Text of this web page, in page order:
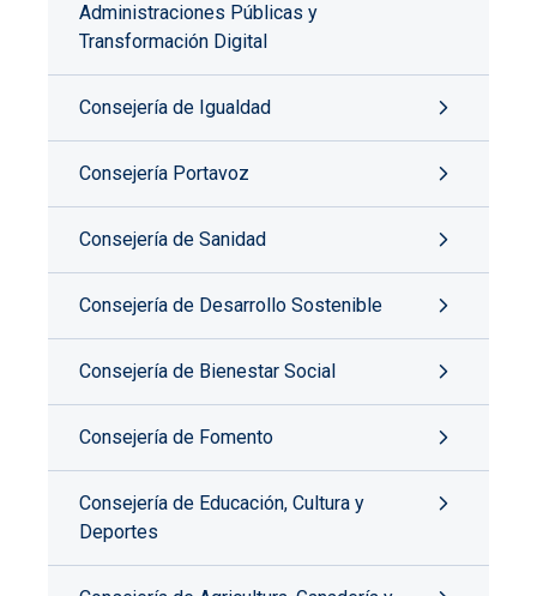
Administraciones Públicas y
Transformación Digital
Consejería de Igualdad
Consejería Portavoz
Consejería de Sanidad
Consejería de Desarrollo Sostenible
Consejería de Bienestar Social
Consejería de Fomento
Consejería de Educación, Cultura y
Deportes